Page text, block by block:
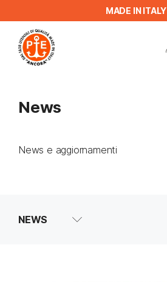
MADE IN ITALY
News
News e aggiornamenti
NEWS